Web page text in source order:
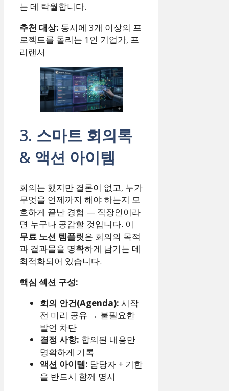
는 데 탁월합니다.
추천 대상: 동시에 3개 이상의 프
로젝트를 돌리는 1인 기업가, 프
리랜서
3. 스마트 회의록
& 액션 아이템
회의는 했지만 결론이 없고, 누가
무엇을 언제까지 해야 하는지 모
호하게 끝난 경험 — 직장인이라
면 누구나 공감할 것입니다. 이
무료 노션 템플릿은 회의의 목적
과 결과물을 명확하게 남기는 데
최적화되어 있습니다.
핵심 섹션 구성:
회의 안건(Agenda): 시작
전 미리 공유 → 불필요한
발언 차단
결정 사항: 합의된 내용만
명확하게 기록
액션 아이템: 담당자 + 기한
을 반드시 함께 명시